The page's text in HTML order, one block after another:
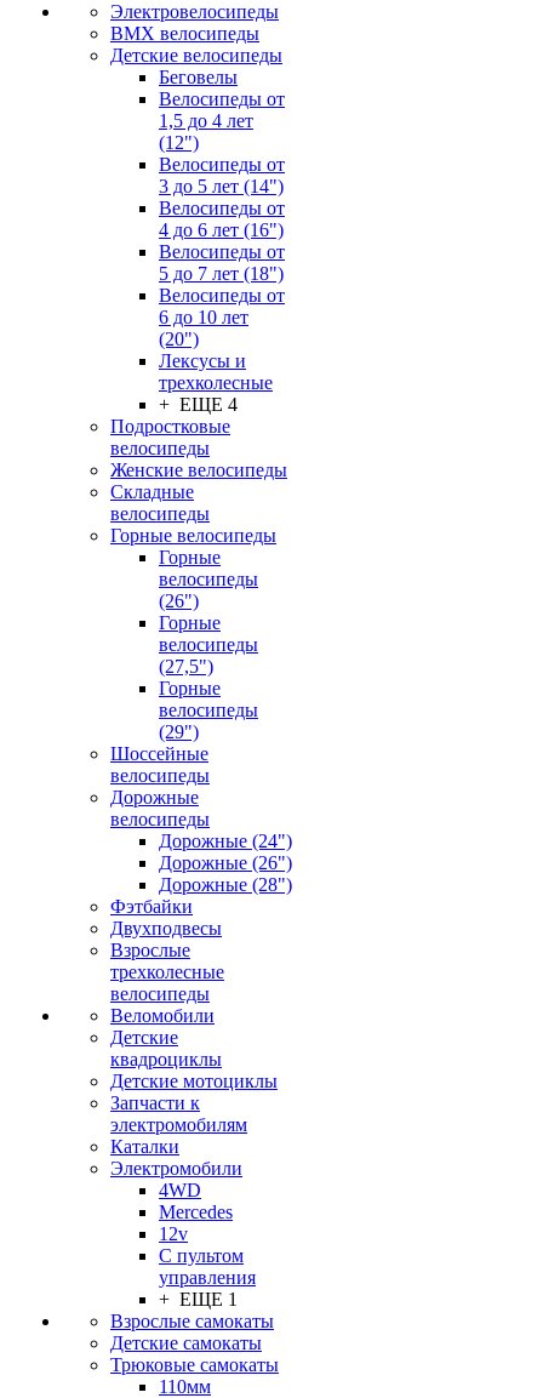
Электровелосипеды
BMX велосипеды
Детские велосипеды
Беговелы
Велосипеды от
1,5 до 4 лет
(12")
Велосипеды от
3 до 5 лет (14")
Велосипеды от
4 до 6 лет (16")
Велосипеды от
5 до 7 лет (18")
Велосипеды от
6 до 10 лет
(20")
Лексусы и
трехколесные
+ ЕЩЕ 4
Подростковые
велосипеды
Женские велосипеды
Складные
велосипеды
Горные велосипеды
Горные
велосипеды
(26")
Горные
велосипеды
(27,5")
Горные
велосипеды
(29")
Шоссейные
велосипеды
Дорожные
велосипеды
Дорожные (24")
Дорожные (26")
Дорожные (28")
Фэтбайки
Двухподвесы
Взрослые
трехколесные
велосипеды
Веломобили
Детские
квадроциклы
Детские мотоциклы
Запчасти к
электромобилям
Каталки
Электромобили
4WD
Mercedes
12v
С пультом
управления
+ ЕЩЕ 1
Взрослые самокаты
Детские самокаты
Трюковые самокаты
110мм